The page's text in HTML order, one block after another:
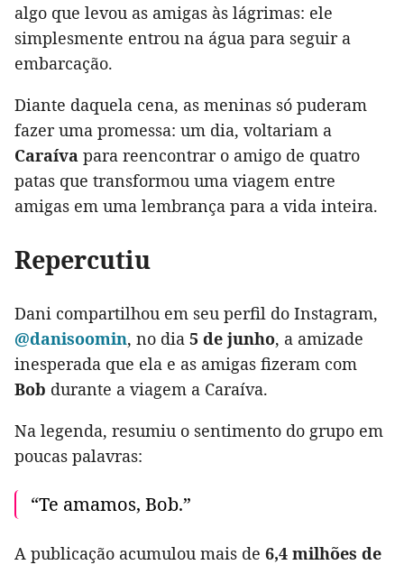
algo que levou as amigas às lágrimas: ele
simplesmente entrou na água para seguir a
embarcação.
Diante daquela cena, as meninas só puderam
fazer uma promessa: um dia, voltariam a
Caraíva para reencontrar o amigo de quatro
patas que transformou uma viagem entre
amigas em uma lembrança para a vida inteira.
Repercutiu
Dani compartilhou em seu perfil do Instagram,
@danisoomin, no dia 5 de junho, a amizade
inesperada que ela e as amigas fizeram com
Bob durante a viagem a Caraíva.
Na legenda, resumiu o sentimento do grupo em
poucas palavras:
“Te amamos, Bob.”
A publicação acumulou mais de 6,4 milhões de